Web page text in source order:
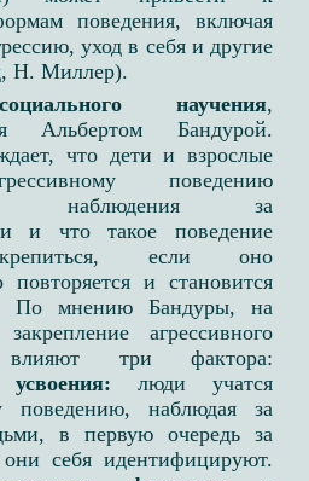
поведения, включая
уход в себя и другие
Н. Миллер​).
научения,
Альбертом Бандурой.
что дети и взрослые
поведению
наблюдения за
и что такое поведение
если оно
повторяется и становится
По мнению Бандуры, на
агрессивного
влияют три фактора:
люди учатся
поведению, наблюдая за
в первую очередь за
себя идентифицируют.